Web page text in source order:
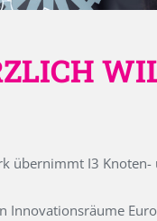
übernimmt I3